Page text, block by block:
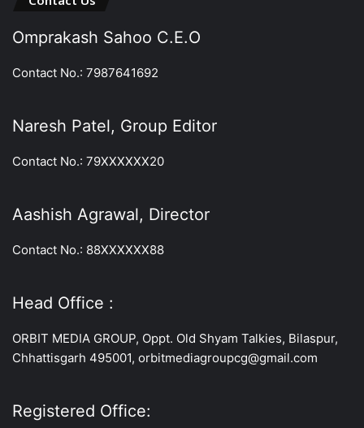
Omprakash Sahoo C.E.O
Contact No.: 7987641692
Naresh Patel, Group Editor
Contact No.: 79XXXXXX20
Aashish Agrawal, Director
Contact No.: 88XXXXXX88
Head Office :
ORBIT MEDIA GROUP, Oppt. Old Shyam Talkies, Bilaspur,
Chhattisgarh 495001, orbitmediagroupcg@gmail.com
Registered Office: